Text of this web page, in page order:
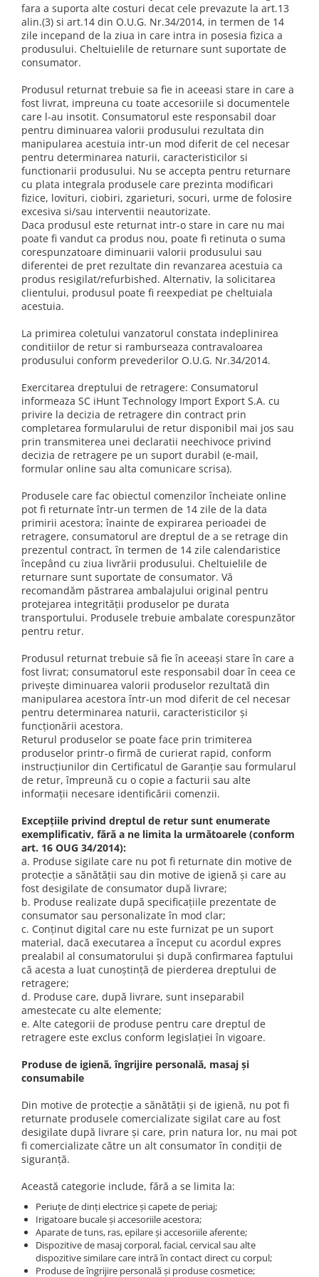
Mașini de Spălat Rufe
Roboți Curătenie
Roboți Aspirator
Roboți Geamuri
Roboți Gradină
Roboți Piscină
Accesorii Consumabile
Uscătoare
Uscătoare Haine
Lăzi Frigorifice
Coșuri de gunoi
Tablete Unihertz
Produse Blackview
Telefoane Mobile Blackview
Tablete Blackview
Casti Audio Blackview
Produse Fossibot
Telefoane Mobile Fossibot
Tablete Fossibot
Produse Oukitel
Telefoane Mobile Oukitel
Tablete Oukitel
fara a suporta alte costuri decat cele prevazute la art.13
alin.(3) si art.14 din O.U.G. Nr.34/2014, in termen de 14
zile incepand de la ziua in care intra in posesia fizica a
produsului. Cheltuielile de returnare sunt suportate de
consumator.
Produsul returnat trebuie sa fie in aceeasi stare in care a
fost livrat, impreuna cu toate accesoriile si documentele
care l-au insotit. Consumatorul este responsabil doar
pentru diminuarea valorii produsului rezultata din
manipularea acestuia intr-un mod diferit de cel necesar
pentru determinarea naturii, caracteristicilor si
functionarii produsului. Nu se accepta pentru returnare
cu plata integrala produsele care prezinta modificari
fizice, lovituri, ciobiri, zgarieturi, socuri, urme de folosire
excesiva si/sau interventii neautorizate.
Daca produsul este returnat intr-o stare in care nu mai
poate fi vandut ca produs nou, poate fi retinuta o suma
corespunzatoare diminuarii valorii produsului sau
diferentei de pret rezultate din revanzarea acestuia ca
produs resigilat/refurbished. Alternativ, la solicitarea
clientului, produsul poate fi reexpediat pe cheltuiala
acestuia.
La primirea coletului vanzatorul constata indeplinirea
conditiilor de retur si ramburseaza contravaloarea
produsului conform prevederilor O.U.G. Nr.34/2014.
Exercitarea dreptului de retragere: Consumatorul
informeaza SC iHunt Technology Import Export S.A. cu
privire la decizia de retragere din contract prin
completarea formularului de retur disponibil mai jos sau
prin transmiterea unei declaratii neechivoce privind
decizia de retragere pe un suport durabil (e-mail,
formular online sau alta comunicare scrisa).
Produsele care fac obiectul comenzilor încheiate online
pot fi returnate într-un termen de 14 zile de la data
primirii acestora; înainte de expirarea perioadei de
retragere, consumatorul are dreptul de a se retrage din
prezentul contract, în termen de 14 zile calendaristice
începând cu ziua livrării produsului. Cheltuielile de
returnare sunt suportate de consumator. Vă
recomandăm păstrarea ambalajului original pentru
protejarea integrității produselor pe durata
transportului. Produsele trebuie ambalate corespunzător
pentru retur.
Produsul returnat trebuie să fie în aceeaşi stare în care a
fost livrat; consumatorul este responsabil doar în ceea ce
priveşte diminuarea valorii produselor rezultată din
manipularea acestora într-un mod diferit de cel necesar
pentru determinarea naturii, caracteristicilor şi
funcţionării acestora.
Returul produselor se poate face prin trimiterea
produselor printr-o firmă de curierat rapid, conform
instrucţiunilor din Certificatul de Garanţie sau formularul
de retur, împreună cu o copie a facturii sau alte
informaţii necesare identificării comenzii.
Excepţiile privind dreptul de retur sunt enumerate
exemplificativ, fără a ne limita la următoarele (conform
art. 16 OUG 34/2014):
a. Produse sigilate care nu pot fi returnate din motive de
protecţie a sănătăţii sau din motive de igienă şi care au
fost desigilate de consumator după livrare;
b. Produse realizate după specificaţiile prezentate de
consumator sau personalizate în mod clar;
c. Conţinut digital care nu este furnizat pe un suport
material, dacă executarea a început cu acordul expres
prealabil al consumatorului şi după confirmarea faptului
că acesta a luat cunoştinţă de pierderea dreptului de
retragere;
d. Produse care, după livrare, sunt inseparabil
amestecate cu alte elemente;
e. Alte categorii de produse pentru care dreptul de
retragere este exclus conform legislaţiei în vigoare.
Produse de igienă, îngrijire personală, masaj şi
consumabile
Din motive de protecţie a sănătăţii şi de igienă, nu pot fi
returnate produsele comercializate sigilat care au fost
desigilate după livrare şi care, prin natura lor, nu mai pot
fi comercializate către un alt consumator în condiţii de
siguranţă.
Această categorie include, fără a se limita la:
Periuţe de dinţi electrice şi capete de periaj;
Irigatoare bucale şi accesoriile acestora;
Aparate de tuns, ras, epilare şi accesoriile aferente;
Dispozitive de masaj corporal, facial, cervical sau alte
dispozitive similare care intră în contact direct cu corpul;
Produse de îngrijire personală şi produse cosmetice;